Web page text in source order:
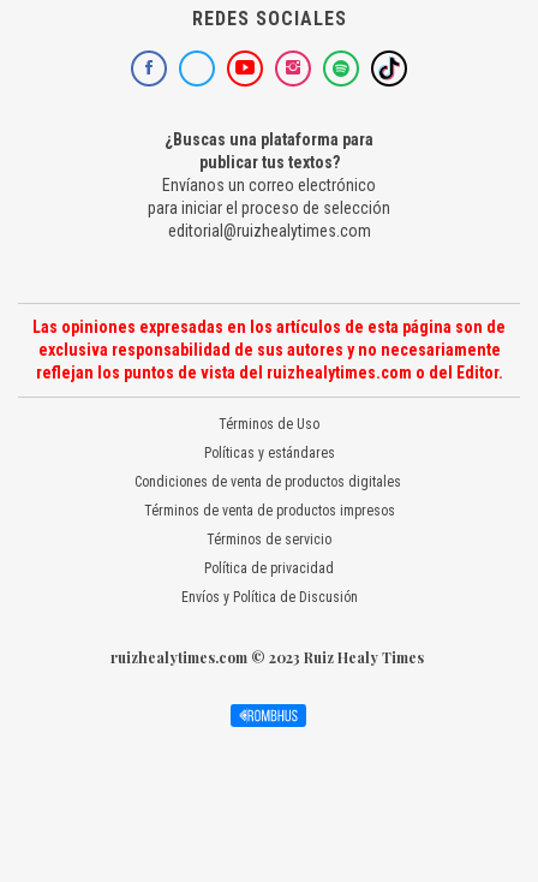
REDES SOCIALES
¿Buscas una plataforma para
publicar tus textos?
Envíanos un correo electrónico
para iniciar el proceso de selección
editorial@ruizhealytimes.com
Las opiniones expresadas en los artículos de esta página son de
exclusiva responsabilidad de sus autores y no necesariamente
reflejan los puntos de vista del ruizhealytimes.com o del Editor.
Términos de Uso
Políticas y estándares
Condiciones de venta de productos digitales
Términos de venta de productos impresos
Términos de servicio
Política de privacidad
Envíos y Política de Discusión
ruizhealytimes.com © 2023 Ruiz Healy Times